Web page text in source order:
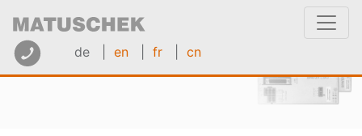
de | en fr cn